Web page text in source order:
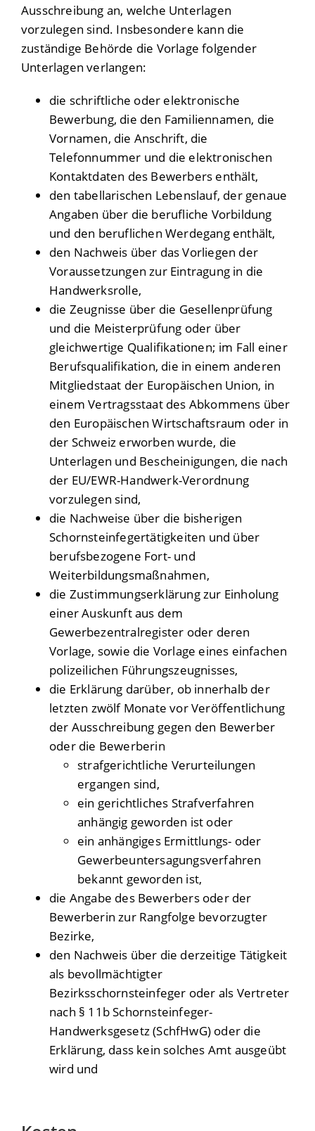
Ausschreibung an, welche Unterlagen
vorzulegen sind. Insbesondere kann die
zuständige Behörde die Vorlage folgender
Unterlagen verlangen:
die schriftliche oder elektronische
Bewerbung, die den Familiennamen, die
Vornamen, die Anschrift, die
Telefonnummer und die elektronischen
Kontaktdaten des Bewerbers enthält,
den tabellarischen Lebenslauf, der genaue
Angaben über die berufliche Vorbildung
und den beruflichen Werdegang enthält,
den Nachweis über das Vorliegen der
Voraussetzungen zur Eintragung in die
Handwerksrolle,
die Zeugnisse über die Gesellenprüfung
und die Meisterprüfung oder über
gleichwertige Qualifikationen; im Fall einer
Berufsqualifikation, die in einem anderen
Mitgliedstaat der Europäischen Union, in
einem Vertragsstaat des Abkommens über
den Europäischen Wirtschaftsraum oder in
der Schweiz erworben wurde, die
Unterlagen und Bescheinigungen, die nach
der EU/EWR-Handwerk-Verordnung
vorzulegen sind,
die Nachweise über die bisherigen
Schornsteinfegertätigkeiten und über
berufsbezogene Fort- und
Weiterbildungsmaßnahmen,
die Zustimmungserklärung zur Einholung
einer Auskunft aus dem
Gewerbezentralregister oder deren
Vorlage, sowie die Vorlage eines einfachen
polizeilichen Führungszeugnisses,
die Erklärung darüber, ob innerhalb der
letzten zwölf Monate vor Veröffentlichung
der Ausschreibung gegen den Bewerber
oder die Bewerberin
strafgerichtliche Verurteilungen
ergangen sind,
ein gerichtliches Strafverfahren
anhängig geworden ist oder
ein anhängiges Ermittlungs- oder
Gewerbeuntersagungsverfahren
bekannt geworden ist,
die Angabe des Bewerbers oder der
Bewerberin zur Rangfolge bevorzugter
Bezirke,
den Nachweis über die derzeitige Tätigkeit
als bevollmächtigter
Bezirksschornsteinfeger oder als Vertreter
nach § 11b Schornsteinfeger-
Handwerksgesetz (SchfHwG) oder die
Erklärung, dass kein solches Amt ausgeübt
wird und